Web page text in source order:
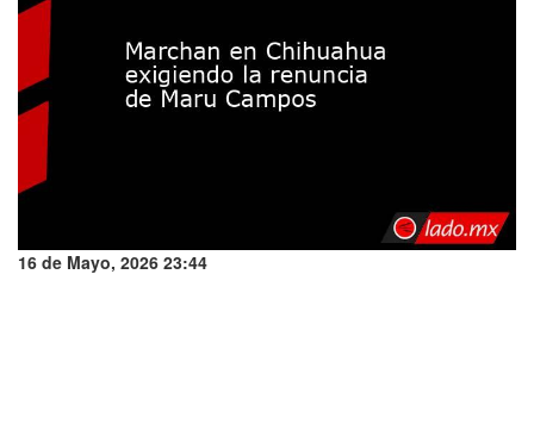
16 de Mayo, 2026 23:44